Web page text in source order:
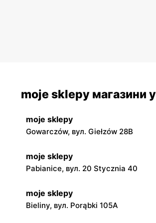
moje sklepy магазини
moje sklepy
Gowarczów, вул. Giełzów 28B
moje sklepy
Pabianice, вул. 20 Stycznia 40
moje sklepy
Bieliny, вул. Porąbki 105A